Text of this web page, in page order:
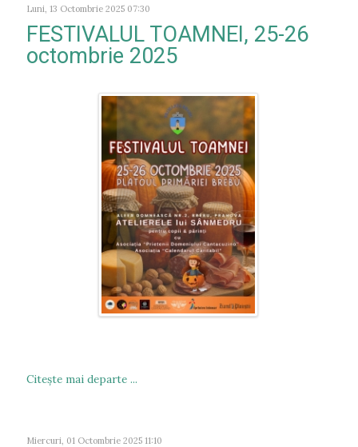
Luni, 13 Octombrie 2025 07:30
FESTIVALUL TOAMNEI, 25-26
octombrie 2025
Citeşte mai departe ...
Miercuri, 01 Octombrie 2025 11:10